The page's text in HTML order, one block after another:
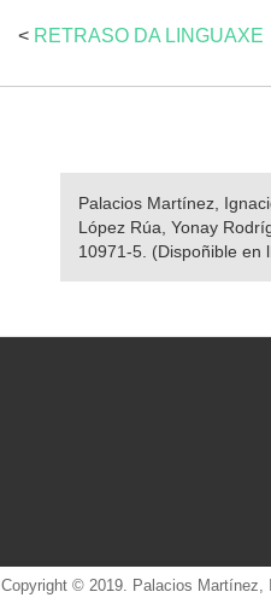
< RETRASO DA LINGUAXE
Palacios Martínez,
López Rúa, Yonay
10971-5. (Dispoñible en
Copyright © 2019. Palacios Martínez,